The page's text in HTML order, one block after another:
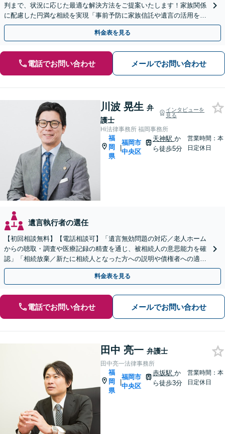
判まで、状況に応じた最適な解決方法をご提案いたします！家族関係
に配慮した円満な相続を実現「事前予防に家族信託や遺言の活用を」
「相続税に関するご相談にも対応」【休日・夜間相談可】
料金表を見る
電話でお問い合わせ メールでお問い合わせ
川波 晃生 弁
護士
インタビューを
見る
Hi法律事務所 福岡事務所
福
岡
県
|
福岡市
中央区
天神駅 か
ら徒歩5分
営業時間：本
日定休日
遺言執行者の選任
【初回相談無料】【電話相談可】「遺言無効問題の対応／老人ホーム
からの聴取・調査や医療記録の精査を通じ、被相続人の意思能力を確
認」「相続放棄／新たに相続人となった方への説明や債権者への適切
な対応まで、きめ細やかにサポート」【休日・夜間相談可】
料金表を見る
電話でお問い合わせ メールでお問い合わせ
田中 亮一 弁護士
田中亮一法律事務所
福
岡
県
|
福岡市
中央区
赤坂駅 か
ら徒歩3分
営業時間：本
日定休日